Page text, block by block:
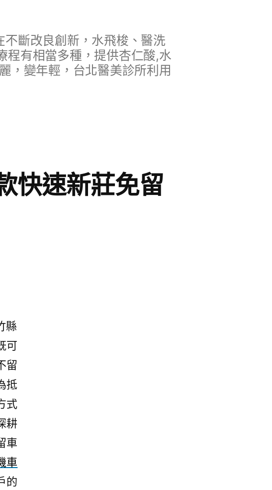
斷改良創新，水飛梭、醫洗
程有相當多種，提供杏仁酸,水
，變年輕，台北醫美診所利用
快速新莊免留
縣
可
留
抵
式
耕
車
車
的